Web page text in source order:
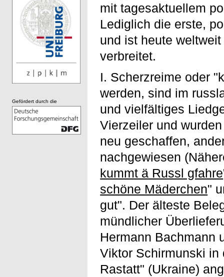
mit tagesaktuellem
Lediglich die erste,
und ist heute
verbreitet.
I. Scherzreime oder
werden, sind im
und vielfältiges
Vierzeiler und
neu geschaffen,
nachgewiesen
kummt ä Russl gfahre
schöne Mäderchen"
gut". Der älteste
mündlicher
Hermann Bachmann
Viktor Schirmunski in
Rastatt" (Ukraine)
Gefördert durch die